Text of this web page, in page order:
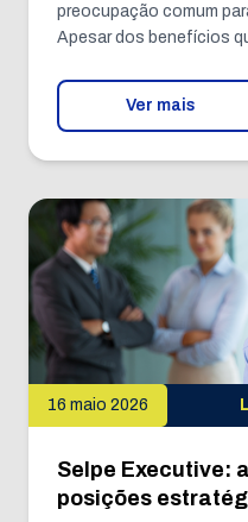
preocupação comum
Apesar dos benefícios
Ver mais
16 maio 2026
Selpe Executive:
posições